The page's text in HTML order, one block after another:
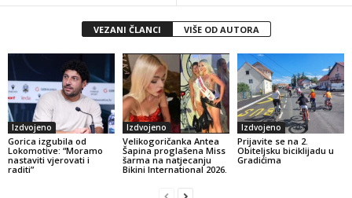
VEZANI ČLANCI VIŠE OD AUTORA
Izdvojeno
Gorica izgubila od
Lokomotive: “Moramo
nastaviti vjerovati i
raditi”
Izdvojeno
Velikogoričanka Antea
Šapina proglašena Miss
šarma na natjecanju
Bikini International 2026.
Izdvojeno
Prijavite se na 2.
Obiteljsku biciklijadu u
Gradićima